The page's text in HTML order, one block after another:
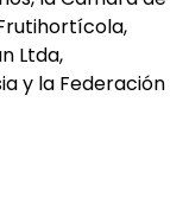
Ltda,
y la Federación